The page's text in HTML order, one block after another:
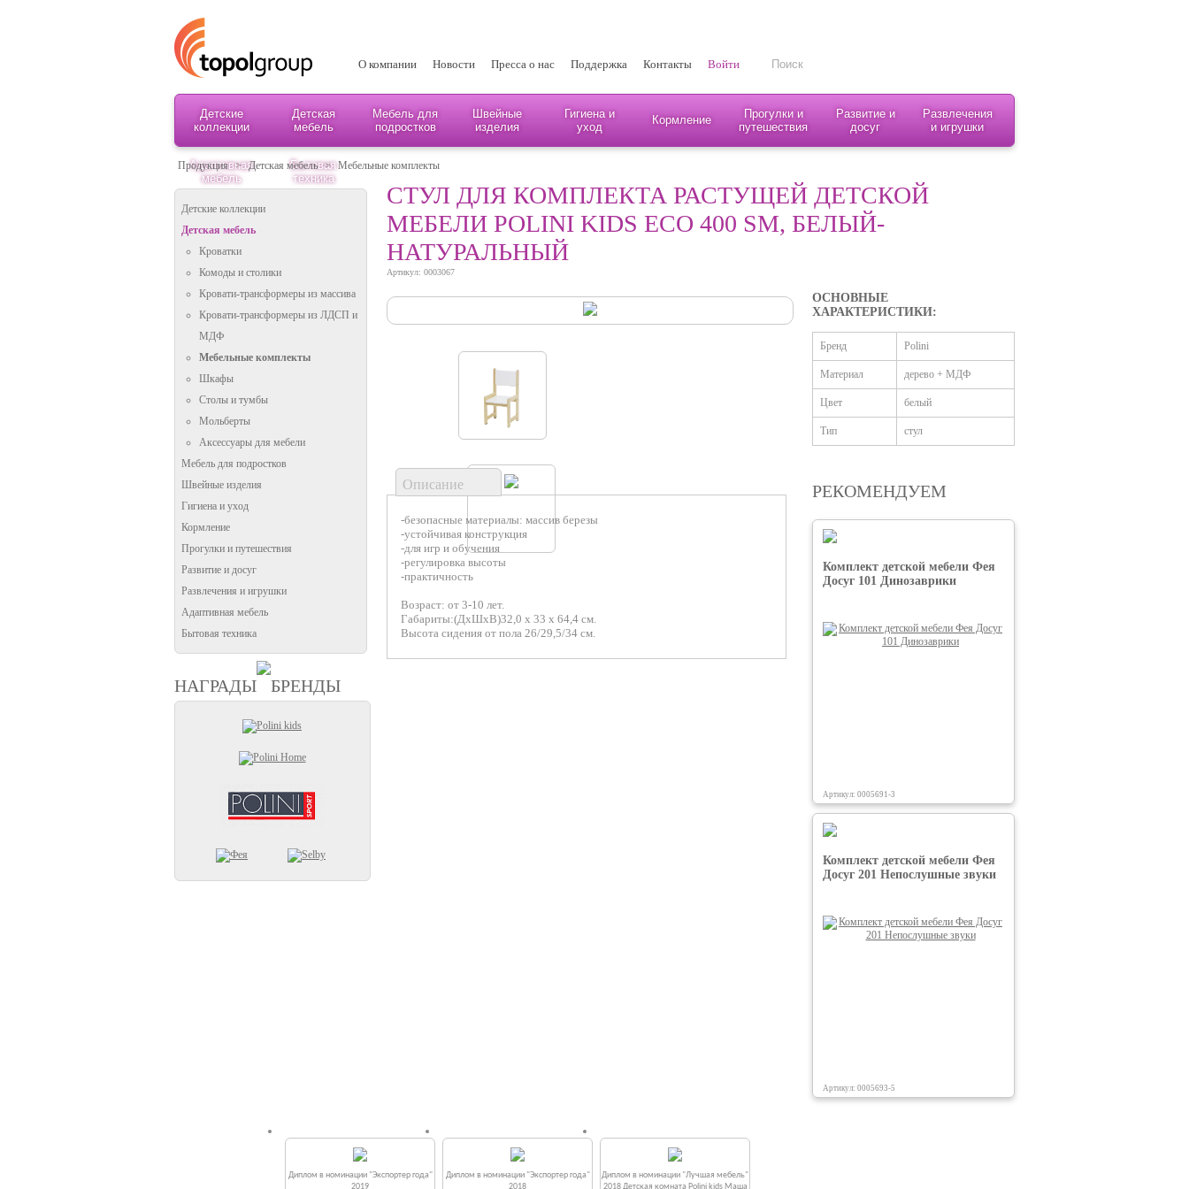
О компании Новости Пресса о нас Поддержка Контакты Войти
Детские
коллекции
Детская
мебель
Мебель для
подростков
Швейные
изделия
Гигиена и
уход
Кормление
Прогулки и
путешествия
Развитие и
досуг
Развлечения
и игрушки
Адаптивная
мебель
Бытовая
техника
Продукция > Детская мебель > Мебельные комплекты
Детские коллекции
Детская мебель
Кроватки
Комоды и столики
Кровати-трансформеры из массива
Кровати-трансформеры из ЛДСП и
МДФ
Мебельные комплекты
Шкафы
Столы и тумбы
Мольберты
Аксессуары для мебели
Мебель для подростков
Швейные изделия
Гигиена и уход
Кормление
Прогулки и путешествия
Развитие и досуг
Развлечения и игрушки
Адаптивная мебель
Бытовая техника
НАГРАДЫ БРЕНДЫ
СТУЛ ДЛЯ КОМПЛЕКТА РАСТУЩЕЙ ДЕТСКОЙ
МЕБЕЛИ POLINI KIDS ECO 400 SM, БЕЛЫЙ-
НАТУРАЛЬНЫЙ
Артикул: 0003067
Описание
-безопасные материалы: массив березы
-устойчивая конструкция
-для игр и обучения
-регулировка высоты
-практичность
Возраст: от 3-10 лет.
Габариты:(ДхШхВ)32,0 х 33 х 64,4 см.
Высота сидения от пола 26/29,5/34 см.
ОСНОВНЫЕ
ХАРАКТЕРИСТИКИ:
Бренд Polini
Материал дерево + МДФ
Цвет белый
Тип стул
РЕКОМЕНДУЕМ
Комплект детской мебели Фея
Досуг 101 Динозаврики
Артикул: 0005691-3
Комплект детской мебели Фея
Досуг 201 Непослушные звуки
Артикул: 0005693-5
Диплом в номинации "Экспортер года"
2019
Диплом в номинации "Экспортер года"
2018
Диплом в номинации "Лучшая мебель"
2018 Детская комната Polini kids Маша